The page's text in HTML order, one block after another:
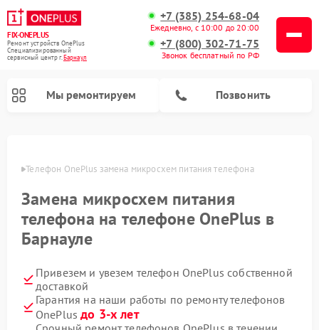
FIX-ONEPLUS
Ремонт устройств OnePlus
Специализированный
cервисный центр г.Барнаул
+7 (385) 254-68-04
Ежедневно, с 10:00 до 20:00
+7 (800) 302-71-75
Звонок бесплатный по РФ
Мы ремонтируем Позвонить
Телефон OnePlus замена микросхем питания телефона
Замена микросхем питания
телефона на телефоне OnePlus в
Барнауле
Привезем и увезем телефон OnePlus собственной
доставкой
Гарантия на наши работы по ремонту телефонов
OnePlusдо 3-х лет